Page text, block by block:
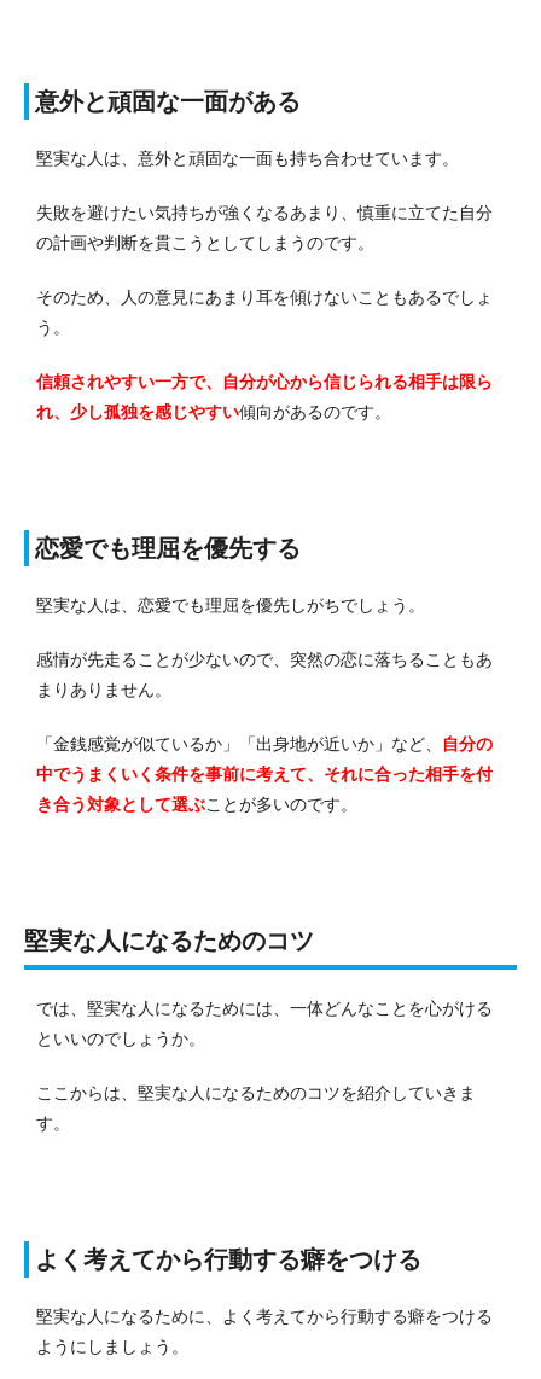
意外と頑固な一面がある
堅実な人は、意外と頑固な一面も持ち合わせています。
失敗を避けたい気持ちが強くなるあまり、慎重に立てた自分
の計画や判断を貫こうとしてしまうのです。
そのため、人の意見にあまり耳を傾けないこともあるでしょ
う。
信頼されやすい一方で、自分が心から信じられる相手は限ら
れ、少し孤独を感じやすい傾向があるのです。
恋愛でも理屈を優先する
堅実な人は、恋愛でも理屈を優先しがちでしょう。
感情が先走ることが少ないので、突然の恋に落ちることもあ
まりありません。
「金銭感覚が似ているか」「出身地が近いか」など、
自分の
中でうまくいく条件を事前に考えて、それに合った相手を付
き合う対象として選ぶことが多いのです。
堅実な人になるためのコツ
では、堅実な人になるためには、一体どんなことを心がける
といいのでしょうか。
ここからは、堅実な人になるためのコツを紹介していきま
す。
よく考えてから行動する癖をつける
堅実な人になるために、よく考えてから行動する癖をつける
ようにしましょう。